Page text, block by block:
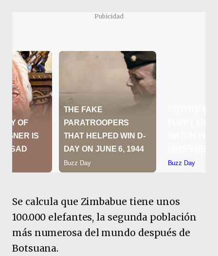
Pubicidad
Se calcula que Zimbabue tiene unos
100.000 elefantes, la segunda población
más numerosa del mundo después de
Botsuana.